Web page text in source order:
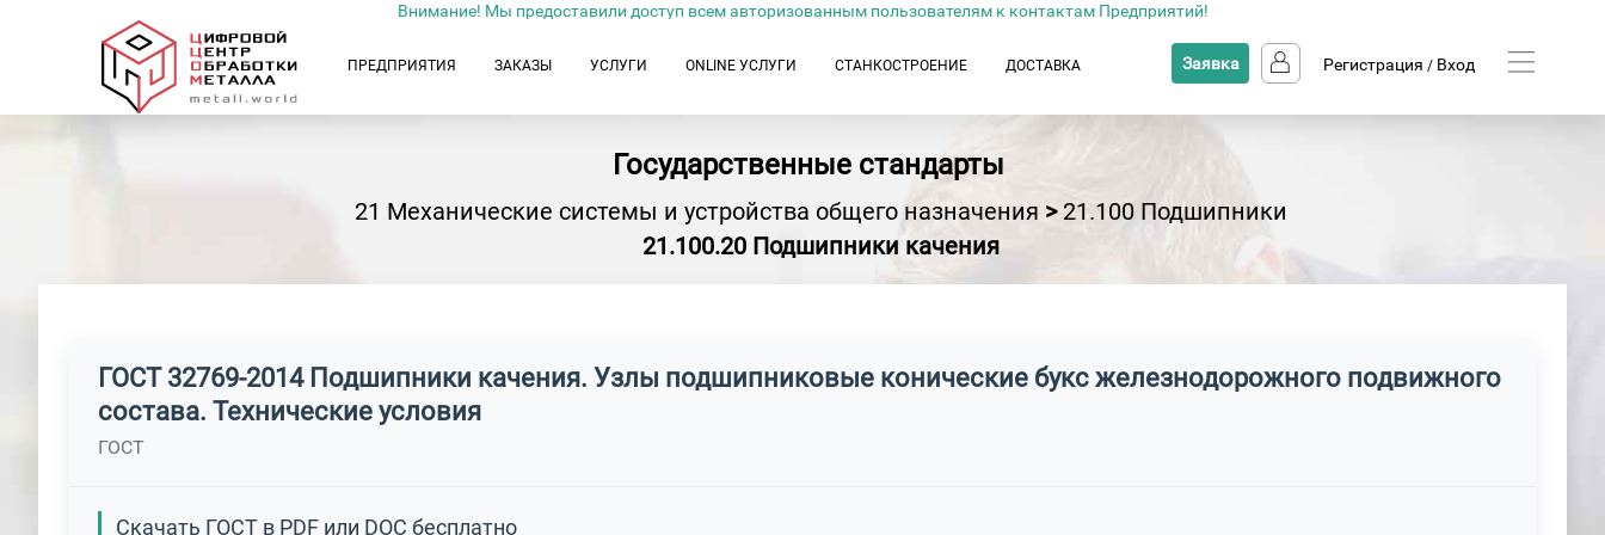
Внимание! Мы предоставили доступ всем авторизованным пользователям к контактам Предприятий!
ПРЕДПРИЯТИЯ ЗАКАЗЫ УСЛУГИ ONLINE УСЛУГИ СТАНКОСТРОЕНИЕ ДОСТАВКА Заявка Регистрация / Вход
Государственные стандарты
21 Механические системы и устройства общего назначения > 21.100 Подшипники
21.100.20 Подшипники качения
ГОСТ 32769-2014 Подшипники качения. Узлы подшипниковые конические букс железнодорожного подвижного
состава. Технические условия
ГОСТ
Скачать ГОСТ в PDF или DOC бесплатно